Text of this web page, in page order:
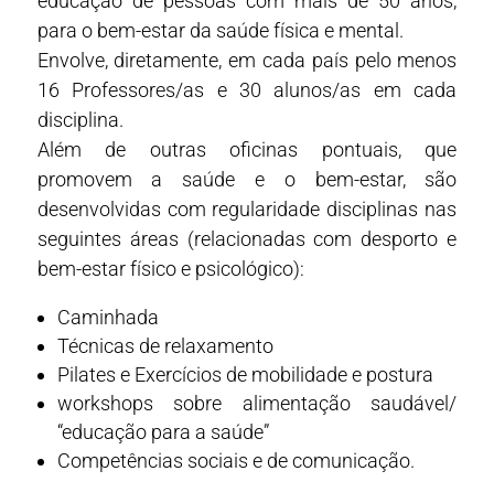
para o bem-estar da saúde física e mental.
Envolve, diretamente, em cada país pelo menos
16 Professores/as e 30 alunos/as em cada
disciplina.
Além de outras oficinas pontuais, que
promovem a saúde e o bem-estar, são
desenvolvidas com regularidade disciplinas nas
seguintes áreas (relacionadas com desporto e
bem-estar físico e psicológico):
Caminhada
Técnicas de relaxamento
Pilates e Exercícios de mobilidade e postura
workshops sobre alimentação saudável/
“educação para a saúde”
Competências sociais e de comunicação.